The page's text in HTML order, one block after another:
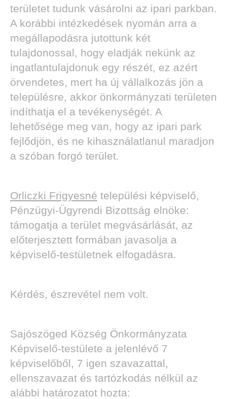
területet tudunk vásárolni az ipari parkban.
A korábbi intézkedések nyomán arra a
megállapodásra jutottunk két
tulajdonossal, hogy eladják nekünk az
ingatlantulajdonuk egy részét, ez azért
örvendetes, mert ha új vállalkozás jön a
településre, akkor önkormányzati területen
indíthatja el a tevékenységét. A
lehetősége meg van, hogy az ipari park
fejlődjön, és ne kihasználatlanul maradjon
a szóban forgó terület.
Orliczki Frigyesné települési képviselő,
Pénzügyi-Ügyrendi Bizottság elnöke:
támogatja a terület megvásárlását, az
előterjesztett formában javasolja a
képviselő-testületnek elfogadásra.
Kérdés, észrevétel nem volt.
Sajószöged Község Önkormányzata
Képviselő-testülete a jelenlévő 7
képviselőből, 7 igen szavazattal,
ellenszavazat és tartózkodás nélkül az
alábbi határozatot hozta: